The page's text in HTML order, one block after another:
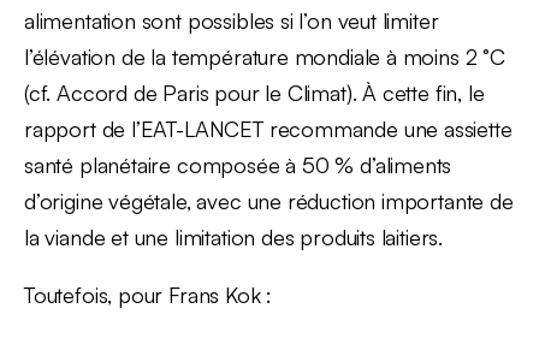
alimentation sont possibles si l’on veut limiter
l’élévation de la température mondiale à moins 2 °C
(cf. Accord de Paris pour le Climat). À cette fin, le
rapport de l’EAT-LANCET recommande une assiette
santé planétaire composée à 50 % d’aliments
d’origine végétale, avec une réduction importante de
la viande et une limitation des produits laitiers.
Toutefois, pour Frans Kok :